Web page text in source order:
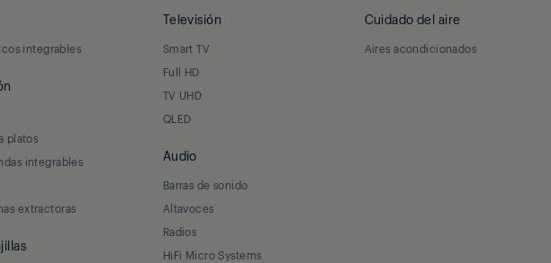
integrables
platos
integrables
extractoras
Televisión
Smart TV
Full HD
TV UHD
QLED
Audio
Barras de sonido
Altavoces
Radios
HiFi Micro Systems
Cuidado del aire
Aires acondicionados